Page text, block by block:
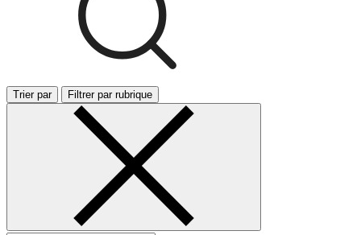
Trier par Filtrer par rubrique